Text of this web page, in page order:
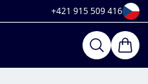
+421 915 509 416